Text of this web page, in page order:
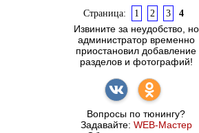
Страница: 1 2 3 4
Извините за неудобство, но
администратор временно
приостановил добавление
разделов и фотографий!
Вопросы по тюнингу?
Задавайте: WEB-Мастер